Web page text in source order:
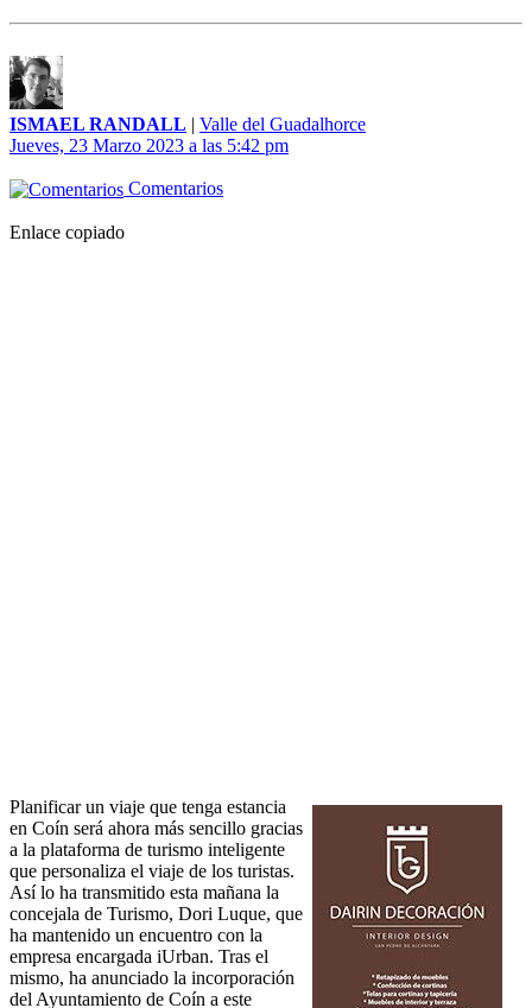
ISMAEL RANDALL | Valle del Guadalhorce
Jueves, 23 Marzo 2023 a las 5:42 pm
Comentarios
Enlace copiado
Planificar un viaje que tenga estancia
en Coín será ahora más sencillo gracias
a la plataforma de turismo inteligente
que personaliza el viaje de los turistas.
Así lo ha transmitido esta mañana la
concejala de Turismo, Dori Luque, que
ha mantenido un encuentro con la
empresa encargada iUrban. Tras el
mismo, ha anunciado la incorporación
del Ayuntamiento de Coín a este